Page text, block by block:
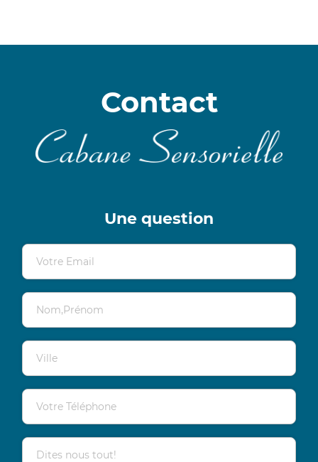
Contact
Une question
Votre Email
Nom,Prénom
Ville
Votre Téléphone
Dites nous tout!